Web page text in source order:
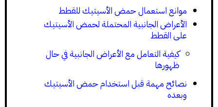
موانع استعمال حمض الأسيتيك للقطط
الأعراض الجانبية المحتملة لحمض الأسيتيك
على القطط
كيفية التعامل مع الأعراض الجانبية في حال
ظهورها
نصائح مهمة قبل استخدام حمض الأسيتيك
وبعده